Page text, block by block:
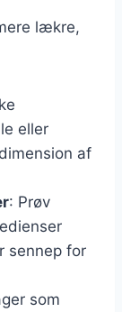
lækre,
eller
af
: Prøv
sennep for
som